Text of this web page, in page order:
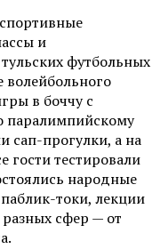
и
футбольных
волейбольного
в боччу с
паралимпийскому
сап-прогулки, а на
гости тестировали
народные
токи, лекции
сфер — от